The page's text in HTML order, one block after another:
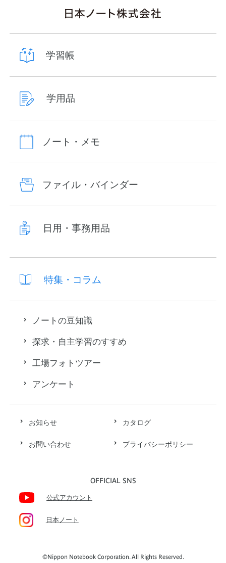
お知らせ カタログ
お問い合わせ プライバシーポリシー
OFFICIAL SNS
公式アカウント
日本ノート
学習帳
学用品
ノート・メモ
ファイル・バインダー
日用・事務用品
特集・コラム
ノートの豆知識
探求・自主学習のすすめ
工場フォトツアー
アンケート
©Nippon Notebook Corporation. All Rights Reserved.